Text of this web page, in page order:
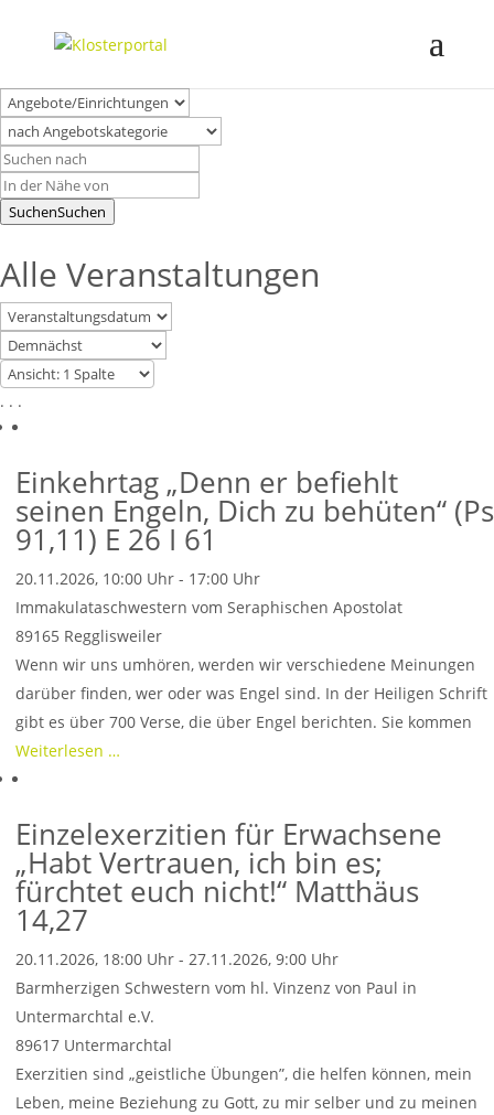
SuchenSuchen
Alle Veranstaltungen
. . .
Einkehrtag „Denn er befiehlt
seinen Engeln, Dich zu behüten“ (Ps
91,11) E 26 I 61
20.11.2026, 10:00 Uhr - 17:00 Uhr
Immakulataschwestern vom Seraphischen Apostolat
89165 Regglisweiler
Wenn wir uns umhören, werden wir verschiedene Meinungen
darüber finden, wer oder was Engel sind. In der Heiligen Schrift
gibt es über 700 Verse, die über Engel berichten. Sie kommen
Weiterlesen …
Einzelexerzitien für Erwachsene
„Habt Vertrauen, ich bin es;
fürchtet euch nicht!“ Matthäus
14,27
20.11.2026, 18:00 Uhr - 27.11.2026, 9:00 Uhr
Barmherzigen Schwestern vom hl. Vinzenz von Paul in
Untermarchtal e.V.
89617 Untermarchtal
Exerzitien sind „geistliche Übungen”, die helfen können, mein
Leben, meine Beziehung zu Gott, zu mir selber und zu meinen